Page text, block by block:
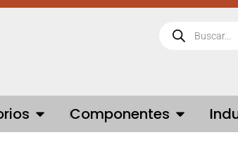
de
productos
OPEN ACCESORIOS
Componentes OPEN